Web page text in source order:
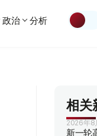
政治 分析
相关
2026年8
新一轮